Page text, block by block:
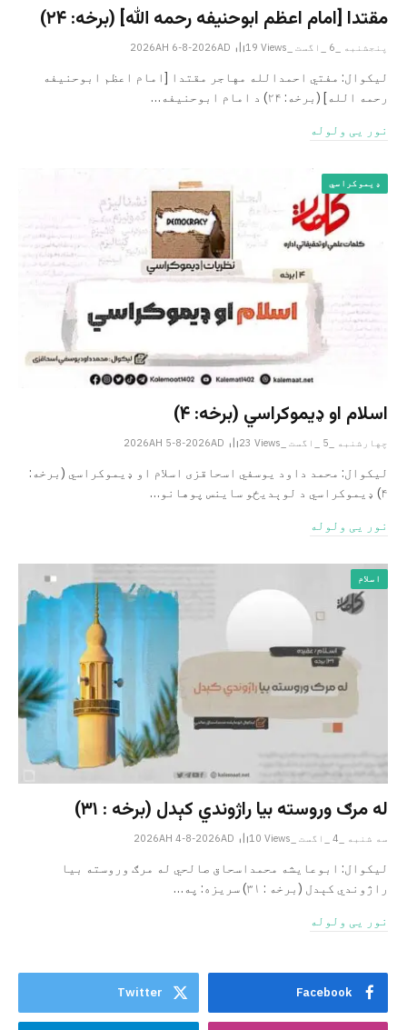
مقتدا [امام اعظم ابوحنیفه رحمه الله‎] (برخه: ۲۴)
پنجشنبه _6 _اگست _2026AH 6-8-2026AD 19 Views
لیکوال: مفتي احمدالله مهاجر مقتدا [امام اعظم ابوحنیفه
رحمه الله‎] (برخه: ۲۴) د امام ابوحنيفه…
نور یی ولوله
ډیموکراسي
اسلام او ډیموکراسي (برخه: ۴)
چهارشنبه _5 _اگست _2026AH 5-8-2026AD 23 Views
لیکوال: محمد داود یوسفي اسحاقزی اسلام او ډیموکراسي (برخه:
۴) ډیموکراسي د لوېدیځو ساینس پوهانو…
نور یی ولوله
اسلام
له مرګ وروسته بیا راژوندي کېدل (برخه : ۳۱)
سه شنبه _4 _اگست _2026AH 4-8-2026AD 10 Views
لیکوال: ابوعایشه محمداسحاق صالحي له مرګ وروسته بیا
راژوندي کېدل (برخه : ۳۱) سریزه: په…
نور یی ولوله
Facebook
Twitter